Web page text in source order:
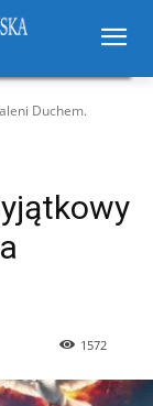
Duchem.
1572